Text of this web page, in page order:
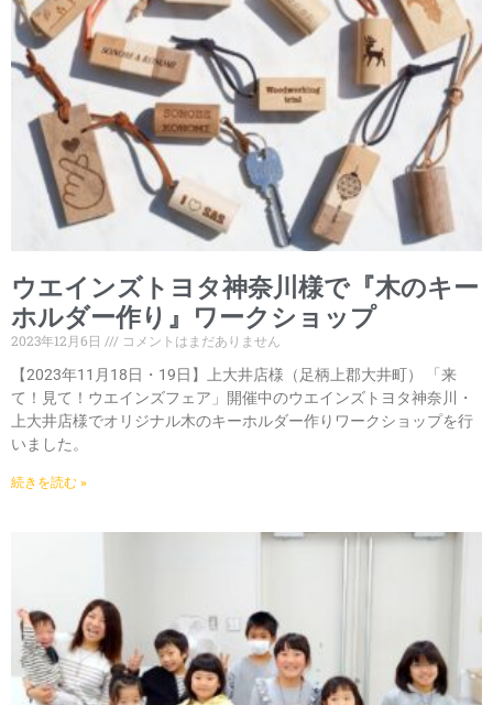
ウエインズトヨタ神奈川様で『木のキー
ホルダー作り』ワークショップ
2023年12月6日
コメントはまだありません
【2023年11月18日・19日】上大井店様（足柄上郡大井町） 「来
て！見て！ウエインズフェア」開催中のウエインズトヨタ神奈川・
上大井店様でオリジナル木のキーホルダー作りワークショップを行
いました。
続きを読む »